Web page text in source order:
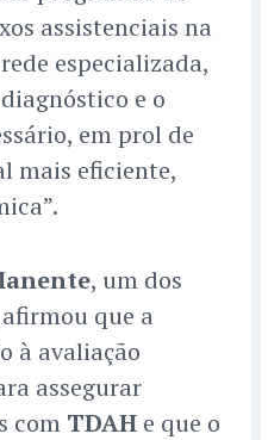
assistenciais na
especializada,
e o
em prol de
mais eficiente,
, um dos
que a
à avaliação
assegurar
com TDAH e que o